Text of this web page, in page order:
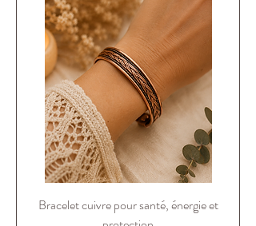
Bracelet cuivre pour santé, énergie et